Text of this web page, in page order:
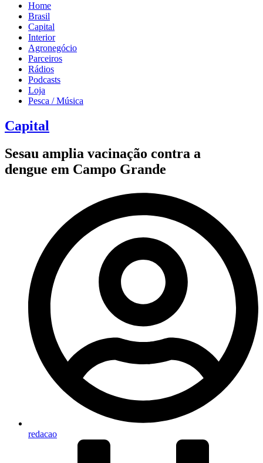
Home
Brasil
Capital
Interior
Agronegócio
Parceiros
Rádios
Podcasts
Loja
Pesca / Música
Capital
Sesau amplia vacinação contra a
dengue em Campo Grande
redacao